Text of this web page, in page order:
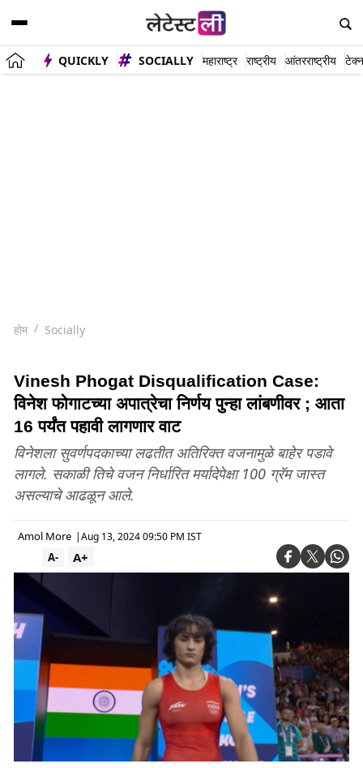
QUICKLY SOCIALLY महाराष्ट्र राष्ट्रीय आंतरराष्ट्रीय
होम Socially
Vinesh Phogat Disqualification Case:
विनेश फोगाटच्या अपात्रेचा निर्णय पुन्हा लांबणीवर ; आता
16 पर्यंत पहावी लागणार वाट
विनेशला सुवर्णपदकाच्या लढतीत अतिरिक्त वजनामुळे बाहेर पडावे
लागले. सकाळी तिचे वजन निर्धारित मर्यादेपेक्षा 100 ग्रॅम जास्त
असल्याचे आढळून आले.
Amol More |Aug 13, 2024 09:50 PM IST
A+
A-